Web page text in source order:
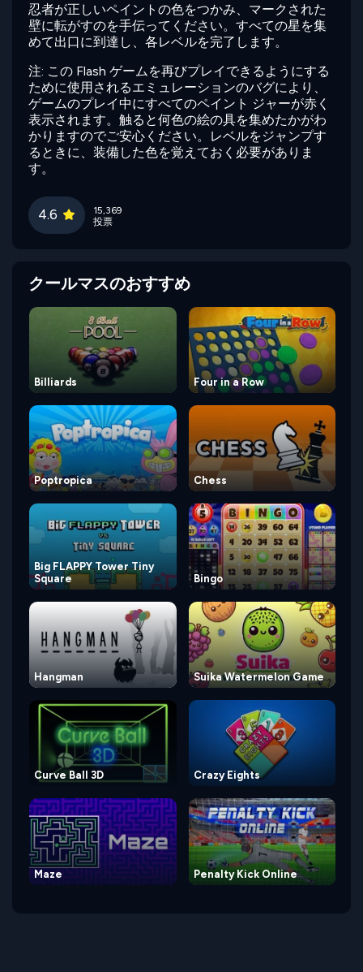
忍者が正しいペイントの色をつかみ、マークされた
壁に転がすのを手伝ってください。すべての星を集
めて出口に到達し、各レベルを完了します。
注: この Flash ゲームを再びプレイできるようにする
ために使用されるエミュレーションのバグにより、
ゲームのプレイ中にすべてのペイント ジャーが赤く
表示されます。触ると何色の絵の具を集めたかがわ
かりますのでご安心ください。レベルをジャンプす
るときに、装備した色を覚えておく必要がありま
す。
4.6
15,369
投票
クールマスのおすすめ
Billiards Four in a Row
Poptropica Chess
Big FLAPPY Tower Tiny
Square
Bingo
Hangman Suika Watermelon Game
Curve Ball 3D Crazy Eights
Maze Penalty Kick Online